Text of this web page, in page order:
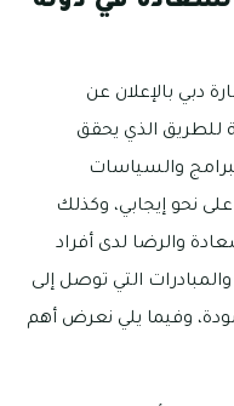
دبي بالإعلان عن
للطريق الذي يحقق
والسياسات
نحو إيجابي، وكذلك
والرضا لدى أفراد
التي توصل إلى
وفيما يلي نعرض أهم